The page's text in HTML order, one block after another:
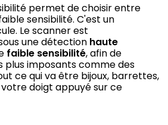
permet de choisir entre
sensibilité. C'est un
Le scanner est
une détection haute
faible sensibilité, afin de
imposants comme des
ce qui va être bijoux, barrettes,
doigt appuyé sur ce